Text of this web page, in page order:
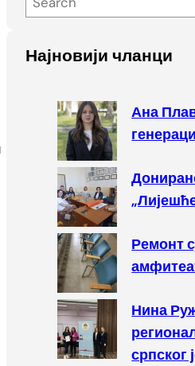
e
r
Најновији чланци
Ана
Ремонт
Нина
српског